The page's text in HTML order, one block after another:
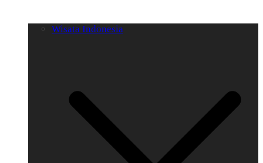
Wisata Indonesia